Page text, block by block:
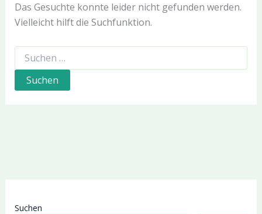
Das Gesuchte konnte leider nicht gefunden werden.
Vielleicht hilft die Suchfunktion.
Suchen
nach:
Suchen